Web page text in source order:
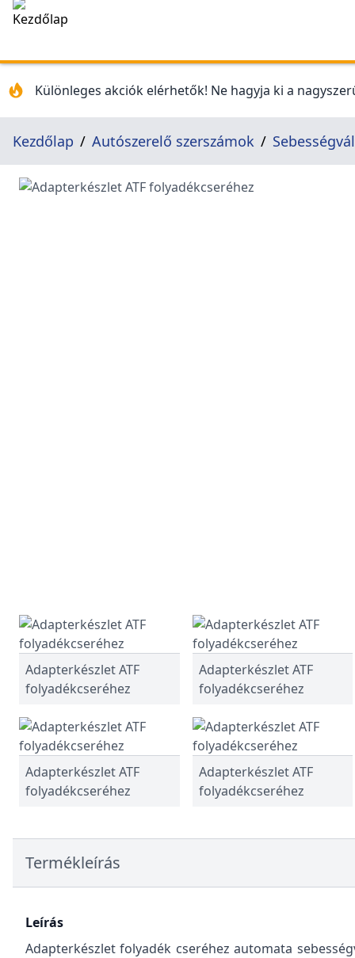
Különleges akciók elérhetők! Ne hagyja ki a
Kezdőlap Autószerelő szerszámok
Adapterkészlet ATF
folyadékcseréhez
Adapterkészlet ATF
folyadékcseréhez
Adapterkészlet ATF
folyadékcseréhez
Adapterkészlet ATF
folyadékcseréhez
Termékleírás
Leírás
Adapterkészlet folyadék cseréhez automata